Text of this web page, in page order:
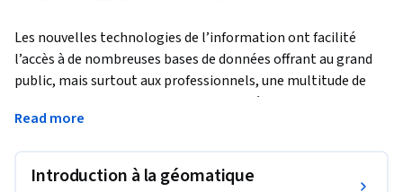
Les nouvelles technologies de l’information ont facilité
l’accès à de nombreuses bases de données offrant au grand
public, mais surtout aux professionnels, une multitude de
services. Le domaine de l’information géographique a
également suivi ce mouvement en modernisant l’ensemble
tous les types de données à référence spatiale. Face au
Read more
Introduction à la géomatique